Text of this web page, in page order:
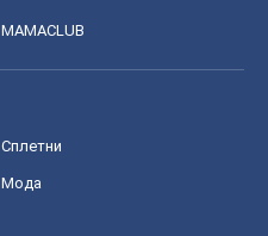
MAMACLUB
Сплетни
Мода